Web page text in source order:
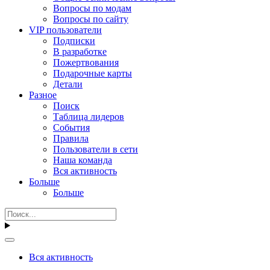
Вопросы по модам
Вопросы по сайту
VIP пользователи
Подписки
В разработке
Пожертвования
Подарочные карты
Детали
Разное
Поиск
Таблица лидеров
События
Правила
Пользователи в сети
Наша команда
Вся активность
Больше
Больше
Вся активность